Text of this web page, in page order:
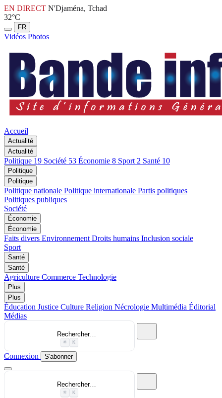
EN DIRECT N'Djaména, Tchad
32°C
FR
Vidéos Photos
Accueil
Actualité
Actualité
Politique 19 Société 53 Économie 8 Sport 2 Santé 10
Politique
Politique
Politique nationale Politique internationale Partis politiques
Politiques publiques
Société
Économie
Économie
Faits divers Environnement Droits humains Inclusion sociale
Sport
Santé
Santé
Agriculture Commerce Technologie
Plus
Plus
Éducation Justice Culture Religion Nécrologie Multimédia Éditorial
Médias
Rechercher…
⌘ K
Connexion S'abonner
Rechercher…
⌘ K